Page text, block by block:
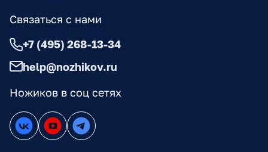
Ножиков в соц сетях
Связаться с нами
+7 (495) 268-13-34
help@nozhikov.ru